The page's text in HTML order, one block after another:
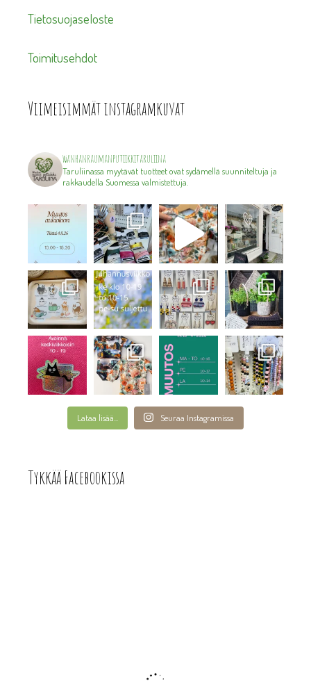
Tietosuojaseloste
Toimitusehdot
Viimeisimmät instagramkuvat
wanhanraumanputiikkitaruliina
Taruliinassa myytävät tuotteet ovat sydämellä suunniteltuja ja
rakkaudella Suomessa valmistettuja.
Lataa lisää... Seuraa Instagramissa
Tykkää Facebookissa